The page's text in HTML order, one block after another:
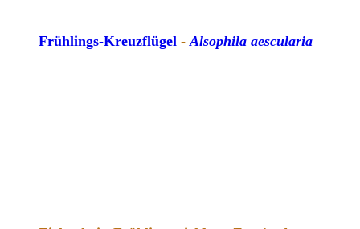
Frühlings-Kreuzflügel - Alsophila aescularia